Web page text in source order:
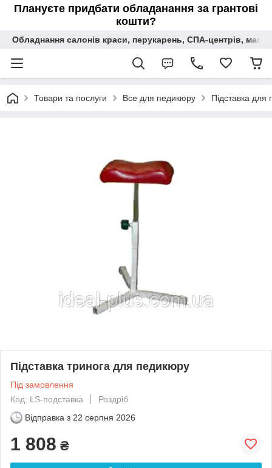
Плануєте придбати обладанання за грантові
кошти?
Обладнання салонів краси, перукарень, СПА-центрів,
Товари та послуги Все для педикюру Підставка для
Підставка тринога для педикюру
Під замовлення
Код: LS-подставка
Роздріб
Відправка з 22 серпня 2026
1 808 ₴